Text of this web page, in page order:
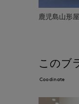
鹿児島山形
このブ
Coodinate